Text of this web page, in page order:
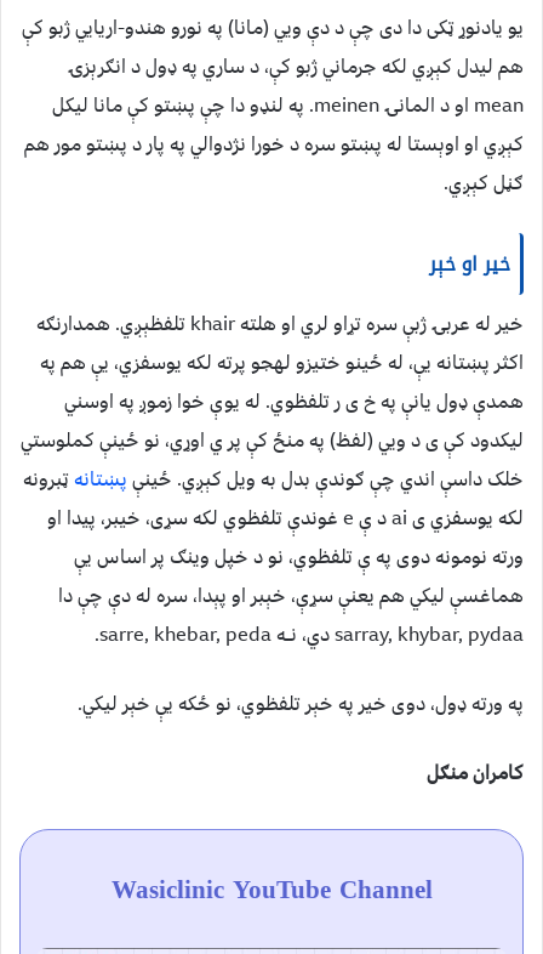
یو یادنوړ ټکی دا دی چې د دې ویي (مانا) په نورو هندو-اریايي ژبو کې
هم لیدل کېږي لکه جرماني ژبو کې، د ساري په ډول د انګرېزۍ
mean او د المانۍ meinen. په لنډو دا چې پښتو کې مانا لیکل
کېږي او اوېستا له پښتو سره د خورا نژدوالي په پار د پښتو مور هم
ګڼل کېږي.
خیر او خېر
خیر له عربۍ ژبې سره تړاو لري او هلته khair تلفظېږي. همدارنګه
اکثر پښتانه یې، له ځینو ختیزو لهجو پرته لکه یوسفزي، یې هم په
همدې ډول یانې په خ ی ر تلفظوي. له یوې خوا زموږ په اوسني
لیکدود کې ی د ویي (لفظ) په منځ کې پر ي اوړي، نو ځینې کملوستي
خلک داسې اندي چې ګوندې بدل به ویل کېږي. ځینېپښتانهټبرونه
لکه یوسفزي ی ai د ې e غوندې تلفظوي لکه سړی، خیبر، پیدا او
ورته نومونه دوی په ې تلفظوي، نو د خپل وینګ پر اساس یې
هماغسې لیکي هم یعنې سړې، خېبر او پېدا، سره له دې چې دا
sarray, khybar, pydaa دي، نــه sarre, khebar, peda.
په ورته ډول، دوی خیر په خېر تلفظوي، نو ځکه یې خېر لیکي.
کامران منګل
Wasiclinic YouTube Channel